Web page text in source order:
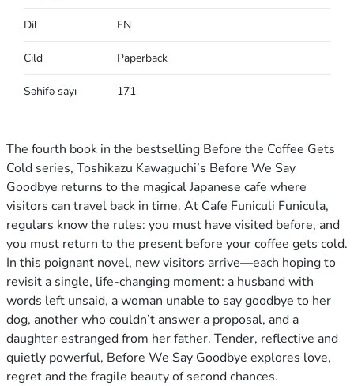
Dil EN
Cild Paperback
Səhifə sayı 171
The fourth book in the bestselling Before the Coffee Gets
Cold series, Toshikazu Kawaguchi’s Before We Say
Goodbye returns to the magical Japanese cafe where
visitors can travel back in time. At Cafe Funiculi Funicula,
regulars know the rules: you must have visited before, and
you must return to the present before your coffee gets cold.
In this poignant novel, new visitors arrive—each hoping to
revisit a single, life-changing moment: a husband with
words left unsaid, a woman unable to say goodbye to her
dog, another who couldn’t answer a proposal, and a
daughter estranged from her father. Tender, reflective and
quietly powerful, Before We Say Goodbye explores love,
regret and the fragile beauty of second chances.